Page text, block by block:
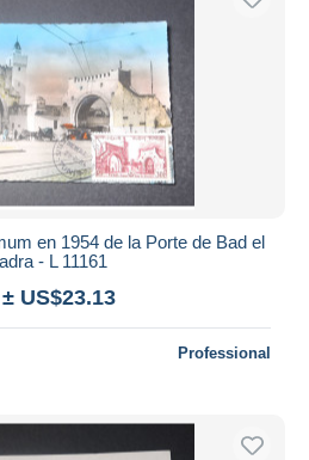
en 1954 de la Porte de Bad el
- L 11161
± US$23.13
Professional